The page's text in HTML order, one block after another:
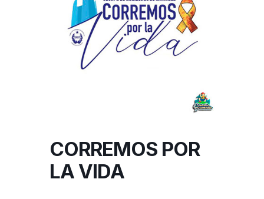
CORREMOS POR
LA VIDA